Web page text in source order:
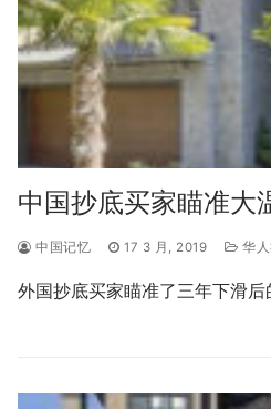
中国抄底买家瞄准大
中国记忆 17 3 月, 2019 华
外国抄底买家瞄准了三年下滑